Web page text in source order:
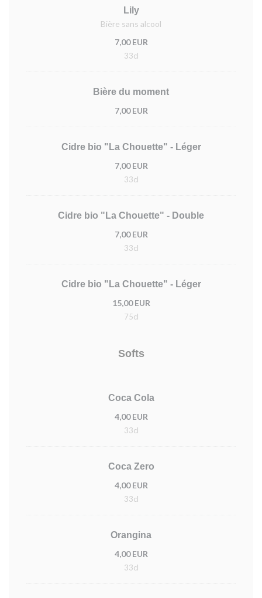
Lily
Bière sans alcool
7,00 EUR
33cl
Bière du moment
7,00 EUR
Cidre bio "La Chouette" - Léger
7,00 EUR
33cl
Cidre bio "La Chouette" - Double
7,00 EUR
33cl
Cidre bio "La Chouette" - Léger
15,00 EUR
75cl
Softs
Coca Cola
4,00 EUR
33cl
Coca Zero
4,00 EUR
33cl
Orangina
4,00 EUR
33cl